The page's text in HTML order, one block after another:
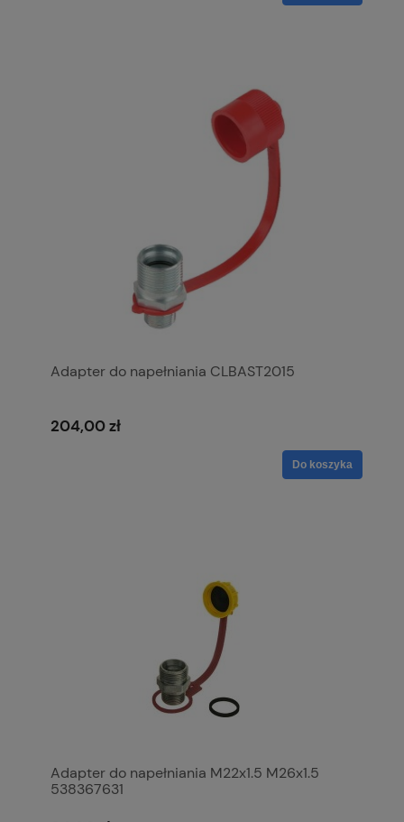
Adapter do napełniania CLBAST2015
204,00 zł
Do koszyka
Adapter do napełniania M22x1.5 M26x1.5
538367631